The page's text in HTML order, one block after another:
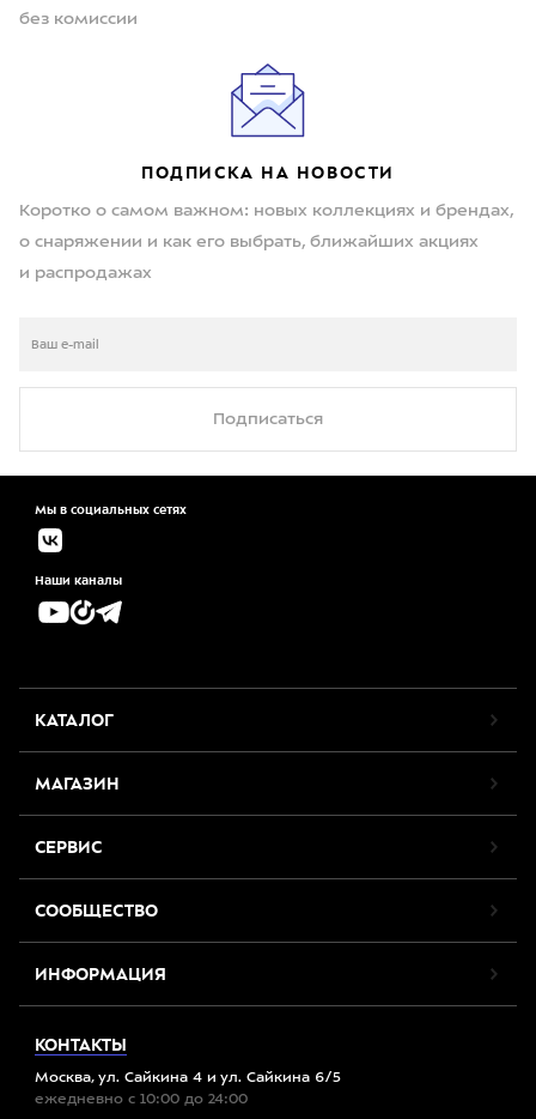
без комиссии
ПОДПИСКА НА НОВОСТИ
Коротко о самом важном: новых коллекциях и брендах,
о снаряжении и как его выбрать, ближайших акциях
и распродажах
Подписаться
Мы в социальных сетях
Наши каналы
КАТАЛОГ
МАГАЗИН
СЕРВИС
СООБЩЕСТВО
ИНФОРМАЦИЯ
КОНТАКТЫ
Москва, ул. Сайкина 4 и ул. Сайкина 6/5
ежедневно с 10:00 до 24:00